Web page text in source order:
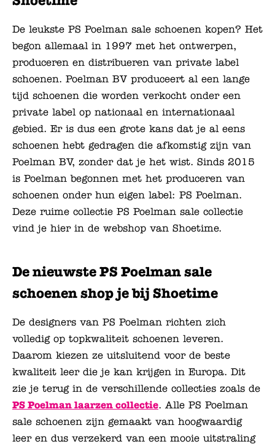
De leukste PS Poelman sale schoenen kopen? Het
begon allemaal in 1997 met het ontwerpen,
produceren en distribueren van private label
schoenen. Poelman BV produceert al een lange
tijd schoenen die worden verkocht onder een
private label op nationaal en internationaal
gebied. Er is dus een grote kans dat je al eens
schoenen hebt gedragen die afkomstig zijn van
Poelman BV, zonder dat je het wist. Sinds 2015
is Poelman begonnen met het produceren van
schoenen onder hun eigen label: PS Poelman.
Deze ruime collectie PS Poelman sale collectie
vind je hier in de webshop van Shoetime.
De nieuwste PS Poelman sale
schoenen shop je bij Shoetime
De designers van PS Poelman richten zich
volledig op topkwaliteit schoenen leveren.
Daarom kiezen ze uitsluitend voor de beste
kwaliteit leer die je kan krijgen in Europa. Dit
zie je terug in de verschillende collecties zoals de
PS Poelman laarzen collectie. Alle PS Poelman
sale schoenen zijn gemaakt van hoogwaardig
leer en dus verzekerd van een mooie uitstraling